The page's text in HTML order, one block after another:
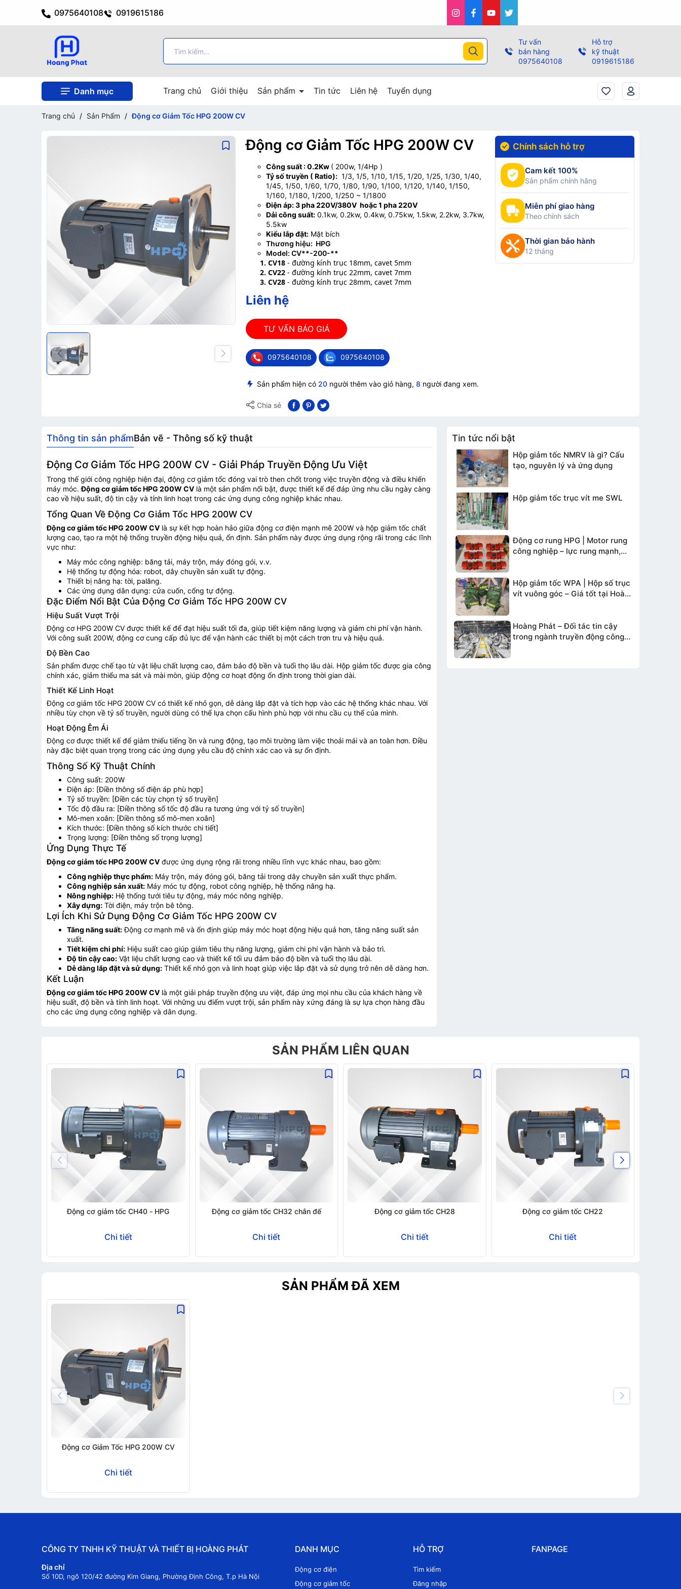
0975640108 0919615186
Tư vấn
bán hàng
0975640108
Hỗ trợ
kỹ thuật
0919615186
Danh mục Trang chủ Giới thiệu Sản phẩm Tin tức Liên hệ Tuyển dụng
Trang chủ / Sản Phẩm / Động cơ Giảm Tốc HPG 200W CV
Động cơ Giảm Tốc HPG 200W CV
Công suất : 0.2Kw ( 200w, 1/4Hp )
Tỷ số truyền ( Ratio): 1/3, 1/5, 1/10, 1/15, 1/20, 1/25, 1/30, 1/40,
1/45, 1/50, 1/60, 1/70, 1/80, 1/90, 1/100, 1/120, 1/140, 1/150,
1/160, 1/180, 1/200, 1/250 ~ 1/1800
Điện áp: 3 pha 220V/380V hoặc 1 pha 220V
Dải công suất: 0.1kw, 0.2kw, 0.4kw, 0.75kw, 1.5kw, 2.2kw, 3.7kw,
5.5kw
Kiểu lắp đặt: Mặt bích
Thương hiệu: HPG
Model: CV**-200-**
1. CV18 - đường kính trục 18mm, cavet 5mm
2. CV22 - đường kính trục 22mm, cavet 7mm
3. CV28 - đường kính trục 28mm, cavet 7mm
Liên hệ
TƯ VẤN BÁO GIÁ
TƯ VẤN BÁO GIÁ
Gửi thông tin
0975640108 0975640108
Sản phẩm hiện có 20 người thêm vào giỏ hàng,8 người đang xem.
Chia sẻ
Chính sách hỗ trợ
Cam kết 100%
Sản phẩm chính hãng
Miễn phí giao hàng
Theo chính sách
Thời gian bảo hành
12 tháng
Thông tin sản phẩmBản vẽ - Thông số kỹ thuật
Động Cơ Giảm Tốc HPG 200W CV - Giải Pháp Truyền Động Ưu Việt
Trong thế giới công nghiệp hiện đại, động cơ giảm tốc đóng vai trò then chốt trong việc truyền động và điều khiển
máy móc.Động cơ giảm tốc HPG 200W CV là một sản phẩm nổi bật, được thiết kế để đáp ứng nhu cầu ngày càng
cao về hiệu suất, độ tin cậy và tính linh hoạt trong các ứng dụng công nghiệp khác nhau.
Tổng Quan Về Động Cơ Giảm Tốc HPG 200W CV
Động cơ giảm tốc HPG 200W CV là sự kết hợp hoàn hảo giữa động cơ điện mạnh mẽ 200W và hộp giảm tốc chất
lượng cao, tạo ra một hệ thống truyền động hiệu quả, ổn định. Sản phẩm này được ứng dụng rộng rãi trong các lĩnh
vực như:
Máy móc công nghiệp: băng tải, máy trộn, máy đóng gói, v.v.
Hệ thống tự động hóa: robot, dây chuyền sản xuất tự động.
Thiết bị nâng hạ: tời, palăng.
Các ứng dụng dân dụng: cửa cuốn, cổng tự động.
Đặc Điểm Nổi Bật Của Động Cơ Giảm Tốc HPG 200W CV
Hiệu Suất Vượt Trội
Động cơ HPG 200W CV được thiết kế để đạt hiệu suất tối đa, giúp tiết kiệm năng lượng và giảm chi phí vận hành.
Với công suất 200W, động cơ cung cấp đủ lực để vận hành các thiết bị một cách trơn tru và hiệu quả.
Độ Bền Cao
Sản phẩm được chế tạo từ vật liệu chất lượng cao, đảm bảo độ bền và tuổi thọ lâu dài. Hộp giảm tốc được gia công
chính xác, giảm thiểu ma sát và mài mòn, giúp động cơ hoạt động ổn định trong thời gian dài.
Thiết Kế Linh Hoạt
Động cơ giảm tốc HPG 200W CV có thiết kế nhỏ gọn, dễ dàng lắp đặt và tích hợp vào các hệ thống khác nhau. Với
nhiều tùy chọn về tỷ số truyền, người dùng có thể lựa chọn cấu hình phù hợp với nhu cầu cụ thể của mình.
Hoạt Động Êm Ái
Động cơ được thiết kế để giảm thiểu tiếng ồn và rung động, tạo môi trường làm việc thoải mái và an toàn hơn. Điều
này đặc biệt quan trọng trong các ứng dụng yêu cầu độ chính xác cao và sự ổn định.
Thông Số Kỹ Thuật Chính
Công suất: 200W
Điện áp: [Điền thông số điện áp phù hợp]
Tỷ số truyền: [Điền các tùy chọn tỷ số truyền]
Tốc độ đầu ra: [Điền thông số tốc độ đầu ra tương ứng với tỷ số truyền]
Mô-men xoắn: [Điền thông số mô-men xoắn]
Kích thước: [Điền thông số kích thước chi tiết]
Trọng lượng: [Điền thông số trọng lượng]
Ứng Dụng Thực Tế
Động cơ giảm tốc HPG 200W CV được ứng dụng rộng rãi trong nhiều lĩnh vực khác nhau, bao gồm:
Công nghiệp thực phẩm: Máy trộn, máy đóng gói, băng tải trong dây chuyền sản xuất thực phẩm.
Công nghiệp sản xuất: Máy móc tự động, robot công nghiệp, hệ thống nâng hạ.
Nông nghiệp: Hệ thống tưới tiêu tự động, máy móc nông nghiệp.
Xây dựng: Tời điện, máy trộn bê tông.
Lợi Ích Khi Sử Dụng Động Cơ Giảm Tốc HPG 200W CV
Tăng năng suất:Động cơ mạnh mẽ và ổn định giúp máy móc hoạt động hiệu quả hơn, tăng năng suất sản
xuất.
Tiết kiệm chi phí: Hiệu suất cao giúp giảm tiêu thụ năng lượng, giảm chi phí vận hành và bảo trì.
Độ tin cậy cao: Vật liệu chất lượng cao và thiết kế tối ưu đảm bảo độ bền và tuổi thọ lâu dài.
Dễ dàng lắp đặt và sử dụng: Thiết kế nhỏ gọn và linh hoạt giúp việc lắp đặt và sử dụng trở nên dễ dàng hơn.
Kết Luận
Động cơ giảm tốc HPG 200W CV là một giải pháp truyền động ưu việt, đáp ứng mọi nhu cầu của khách hàng về
hiệu suất, độ bền và tính linh hoạt. Với những ưu điểm vượt trội, sản phẩm này xứng đáng là sự lựa chọn hàng đầu
cho các ứng dụng công nghiệp và dân dụng.
Tin tức nổi bật
Hộp giảm tốc NMRV là gì? Cấu
tạo, nguyên lý và ứng dụng
Hộp giảm tốc trục vít me SWL
Động cơ rung HPG | Motor rung
công nghiệp – lực rung mạnh,
Hộp giảm tốc WPA | Hộp số trục
vít vuông góc – Giá tốt tại Hoàng
Hoàng Phát – Đối tác tin cậy
trong ngành truyền động công
SẢN PHẨM LIÊN QUAN
Động cơ giảm tốc CH40 - HPG
Chi tiết
Động cơ giảm tốc CH32 chân đế
Chi tiết
Động cơ giảm tốc CH28
Chi tiết
Động cơ giảm tốc CH22
Chi tiết
SẢN PHẨM ĐÃ XEM
Động cơ Giảm Tốc HPG 200W CV
Chi tiết
CÔNG TY TNHH KỸ THUẬT VÀ THIẾT BỊ HOÀNG PHÁT
Địa chỉ
Số 10D, ngõ 120/42 đường Kim Giang, Phường Định Công, T.p Hà Nội
DANH MỤC
Động cơ điện
Động cơ giảm tốc
HỖ TRỢ
Tìm kiếm
Đăng nhập
FANPAGE